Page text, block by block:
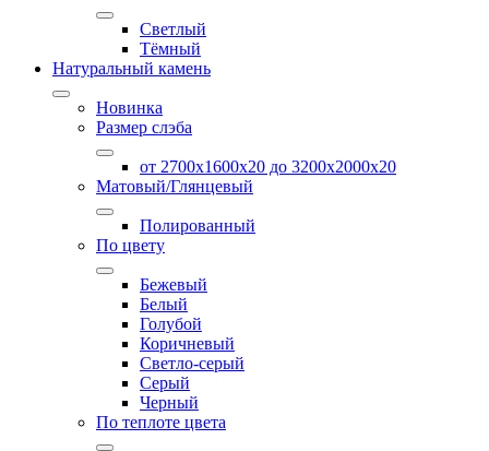
Светлый
Тёмный
Натуральный камень
Новинка
Размер слэба
от 2700х1600х20 до 3200x2000х20
Матовый/Глянцевый
Полированный
По цвету
Бежевый
Белый
Голубой
Коричневый
Светло-серый
Серый
Черный
По теплоте цвета